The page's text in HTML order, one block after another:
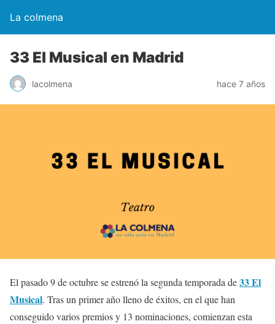
La colmena
33 El Musical en Madrid
lacolmena hace 7 años
El pasado 9 de octubre se estrenó la segunda temporada de33 El
Musical. Tras un primer año lleno de éxitos, en el que han
conseguido varios premios y 13 nominaciones, comienzan esta